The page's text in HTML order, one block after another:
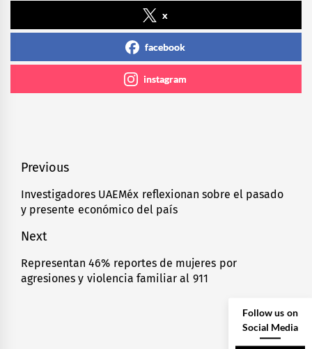
x
facebook
instagram
Navegación
de
entradas
Previous
Previous
post:
Investigadores UAEMéx reflexionan sobre el pasado
y presente económico del país
Next
Next
post:
Representan 46% reportes de mujeres por
agresiones y violencia familiar al 911
Follow us on
Social Media